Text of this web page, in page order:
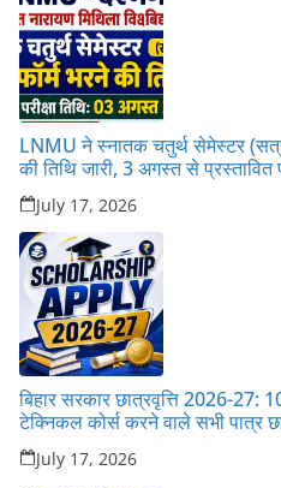
LNMU ने स्नातक चतुर्थ सेमेस्टर
की तिथि जारी, 3 अगस्त से प्रस्तावित
July 17, 2026
बिहार सरकार छात्रवृत्ति 2026-
टेक्निकल कोर्स करने वाले सभी पात्र
July 17, 2026